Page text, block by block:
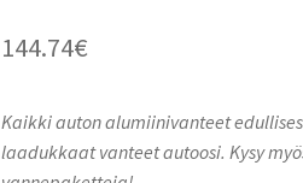
144.74€
Kaikki auton alumiinivanteet
laadukkaat vanteet autoosi. Kysy